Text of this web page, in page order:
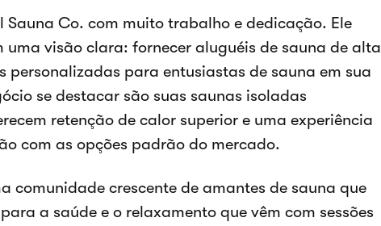
Co. com muito trabalho e dedicação. Ele
uma visão clara: fornecer aluguéis de sauna de alta
personalizadas para entusiastas de sauna em sua
se destacar são suas saunas isoladas
retenção de calor superior e uma experiência
com as opções padrão do mercado.
comunidade crescente de amantes de sauna que
a saúde e o relaxamento que vêm com sessões